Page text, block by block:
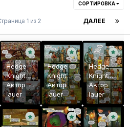
СОРТИРОВКА
ДАЛЕЕ
1 из 2
Hedge
Knight
#5 22
Автор
lauer
Hedge
Knight
#5 21
Автор
lauer
Hedge
Knight
#5 20
Автор
lauer